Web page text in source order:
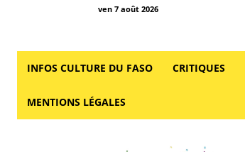
ven 7 août 2026
INFOS CULTURE DU FASO CRITIQUES
MENTIONS LÉGALES